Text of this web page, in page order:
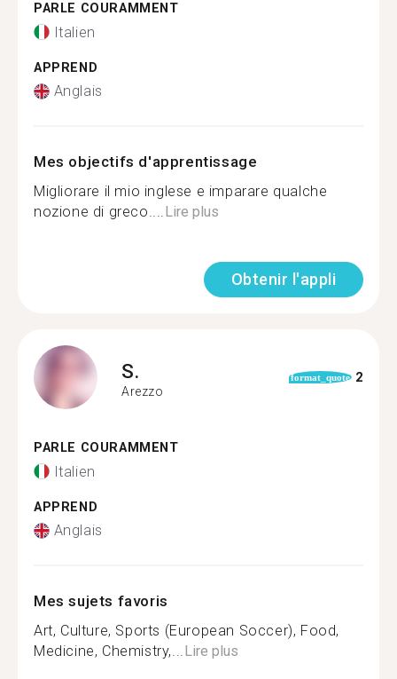
PARLE COURAMMENT
Italien
APPREND
Anglais
Mes objectifs d'apprentissage
Migliorare il mio inglese e imparare qualche
nozione di greco....Lire plus
Obtenir l'appli
S.
Arezzo
format_quote 2
PARLE COURAMMENT
Italien
APPREND
Anglais
Mes sujets favoris
Art, Culture, Sports (European Soccer), Food,
Medicine, Chemistry,...Lire plus